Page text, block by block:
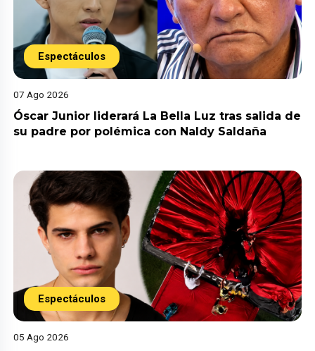
Espectáculos
07 Ago 2026
Óscar Junior liderará La Bella Luz tras salida de
su padre por polémica con Naldy Saldaña
Espectáculos
05 Ago 2026